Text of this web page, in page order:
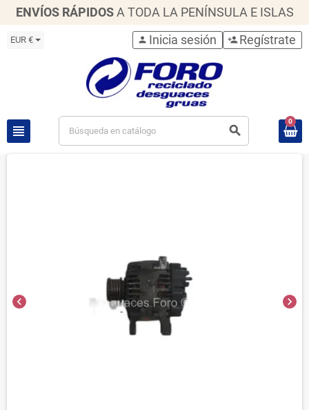
ENVÍOS RÁPIDOS A TODA LA PENÍNSULA E ISLAS
EUR €
view_headline search
person Inicia sesión person_add Regístrate
0
chevron_left chevron_right